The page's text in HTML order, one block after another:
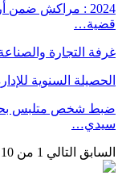
قضية…
غرفة التجارة
الحصيلة السنوية
ضبط شخص متلبس
سيدي…
السابق التالي 1 من 10